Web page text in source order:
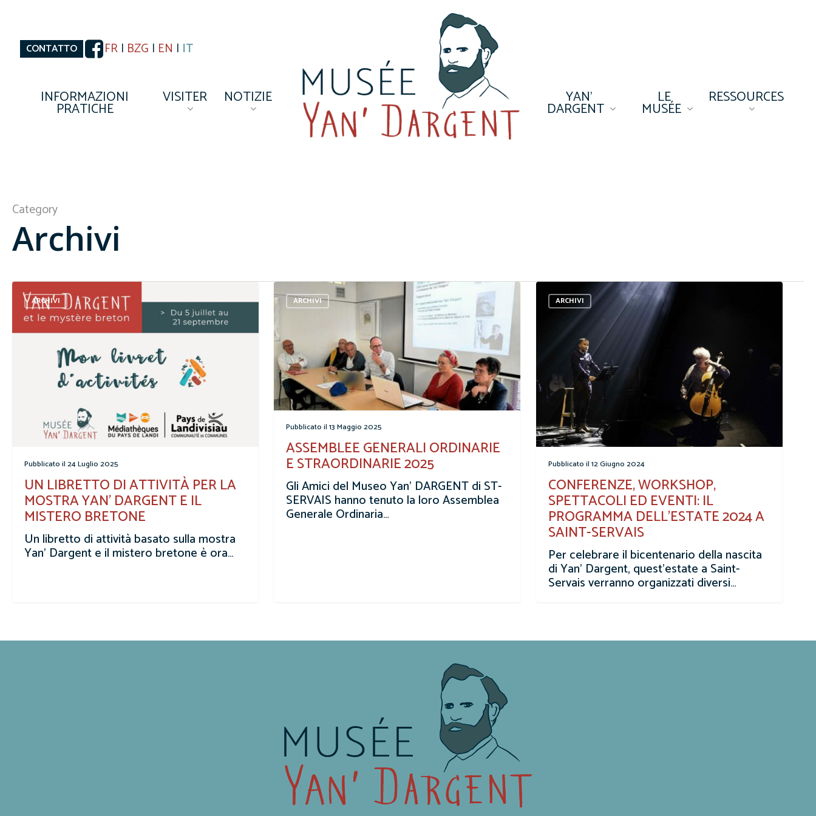
contentCONTATTO FR | BZG | EN | IT
INFORMAZIONI
PRATICHE
VISITER NOTIZIE YAN’
DARGENT
LE
MUSÉE
RESSOURCES
Category
Archivi
ARCHIVI
24 Luglio 2025
UN LIBRETTO DI ATTIVITÀ PER LA
MOSTRA YAN’ DARGENT E IL
MISTERO BRETONE
Un libretto di attività basato sulla mostra
Yan' Dargent e il mistero bretone è ora…
ARCHIVI
13 Maggio 2025
ASSEMBLEE GENERALI ORDINARIE
E STRAORDINARIE 2025
Gli Amici del Museo Yan' DARGENT di ST-
SERVAIS hanno tenuto la loro Assemblea
Generale Ordinaria…
ARCHIVI
12 Giugno 2024
CONFERENZE, WORKSHOP,
SPETTACOLI ED EVENTI: IL
PROGRAMMA DELL’ESTATE 2024 A
SAINT-SERVAIS
Per celebrare il bicentenario della nascita
di Yan' Dargent, quest'estate a Saint-
Servais verranno organizzati diversi…